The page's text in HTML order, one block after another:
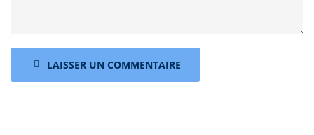
LAISSER UN COMMENTAIRE